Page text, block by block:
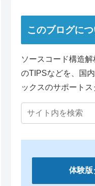
このブログに
ソースコード構造
のTIPSなどを、国
ックスのサポートス
体験版